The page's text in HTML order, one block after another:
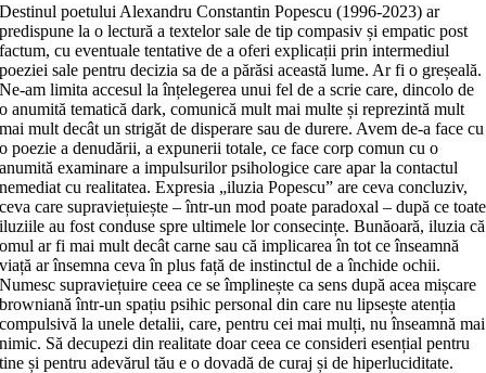
Destinul poetului Alexandru Constantin Popescu (1996-2023) ar
predispune la o lectură a textelor sale de tip compasiv și empatic post
factum, cu eventuale tentative de a oferi explicații prin intermediul
poeziei sale pentru decizia sa de a părăsi această lume. Ar fi o greșeală.
Ne-am limita accesul la înțelegerea unui fel de a scrie care, dincolo de
o anumită tematică dark, comunică mult mai multe și reprezintă mult
mai mult decât un strigăt de disperare sau de durere. Avem de-a face cu
o poezie a denudării, a expunerii totale, ce face corp comun cu o
anumită examinare a impulsurilor psihologice care apar la contactul
nemediat cu realitatea. Expresia „iluzia Popescu” are ceva concluziv,
ceva care supraviețuiește – într-un mod poate paradoxal – după ce toate
iluziile au fost conduse spre ultimele lor consecințe. Bunăoară, iluzia că
omul ar fi mai mult decât carne sau că implicarea în tot ce înseamnă
viață ar însemna ceva în plus față de instinctul de a închide ochii.
Numesc supraviețuire ceea ce se împlinește ca sens după acea mișcare
browniană într-un spațiu psihic personal din care nu lipsește atenția
compulsivă la unele detalii, care, pentru cei mai mulți, nu înseamnă mai
nimic. Să decupezi din realitate doar ceea ce consideri esențial pentru
tine și pentru adevărul tău e o dovadă de curaj și de hiperluciditate.